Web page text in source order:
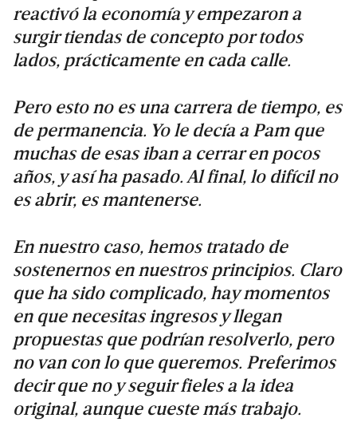
reactivó la economía y empezaron a
surgir tiendas de concepto por todos
lados, prácticamente en cada calle.
Pero esto no es una carrera de tiempo, es
de permanencia. Yo le decía a Pam que
muchas de esas iban a cerrar en pocos
años, y así ha pasado. Al final, lo difícil no
es abrir, es mantenerse.
En nuestro caso, hemos tratado de
sostenernos en nuestros principios. Claro
que ha sido complicado, hay momentos
en que necesitas ingresos y llegan
propuestas que podrían resolverlo, pero
no van con lo que queremos. Preferimos
decir que no y seguir fieles a la idea
original, aunque cueste más trabajo.